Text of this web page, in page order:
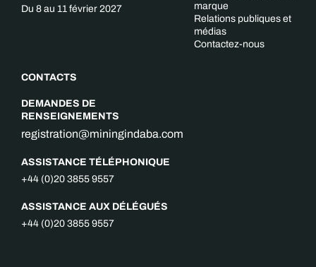
Du 8 au 11 février 2027
CONTACTS
DEMANDES DE
RENSEIGNEMENTS
registration@miningindaba.com
ASSISTANCE TÉLÉPHONIQUE
+44 (0)20 3855 9557
ASSISTANCE AUX DÉLÉGUÉS
+44 (0)20 3855 9557
marque
Relations publiques et
médias
Contactez-nous